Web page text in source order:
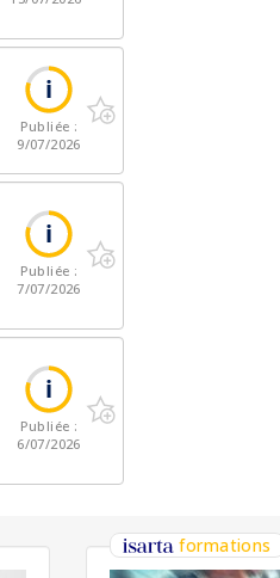
Publiée :
9/07/2026
Publiée :
7/07/2026
Publiée :
6/07/2026
formations